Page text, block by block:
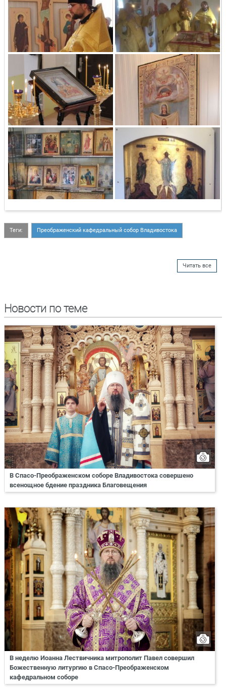
Теги: Преображенский кафедральный собор Владивостока
Читать все
Новости по теме
В Спасо-Преображенском соборе Владивостока совершено
всенощное бдение праздника Благовещения
В неделю Иоанна Лествичника митрополит Павел совершил
Божественную литургию в Спасо-Преображенском
кафедральном соборе